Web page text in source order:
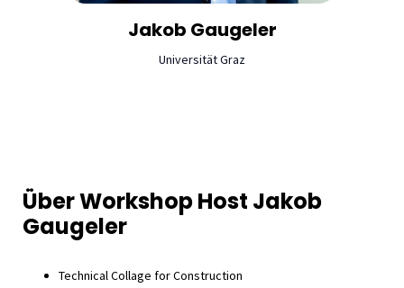
Jakob Gaugeler
Universität Graz
Über Workshop Host Jakob
Gaugeler
Technical Collage for Construction